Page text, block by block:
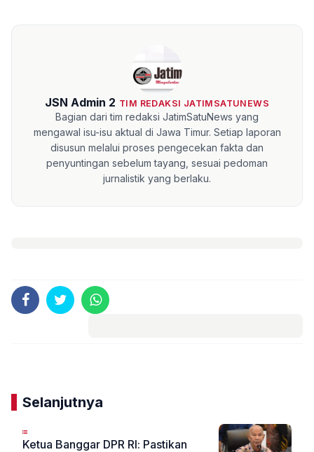
JSN Admin 2 TIM REDAKSI JATIMSATUNEWS
Bagian dari tim redaksi JatimSatuNews yang
mengawal isu-isu aktual di Jawa Timur. Setiap laporan
disusun melalui proses pengecekan fakta dan
penyuntingan sebelum tayang, sesuai pedoman
jurnalistik yang berlaku.
Selanjutnya
Ketua Banggar DPR RI: Pastikan